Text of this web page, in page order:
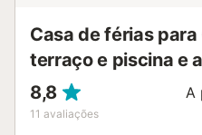
Casa de férias
terraço e piscina e
8,8
11 avaliações
A